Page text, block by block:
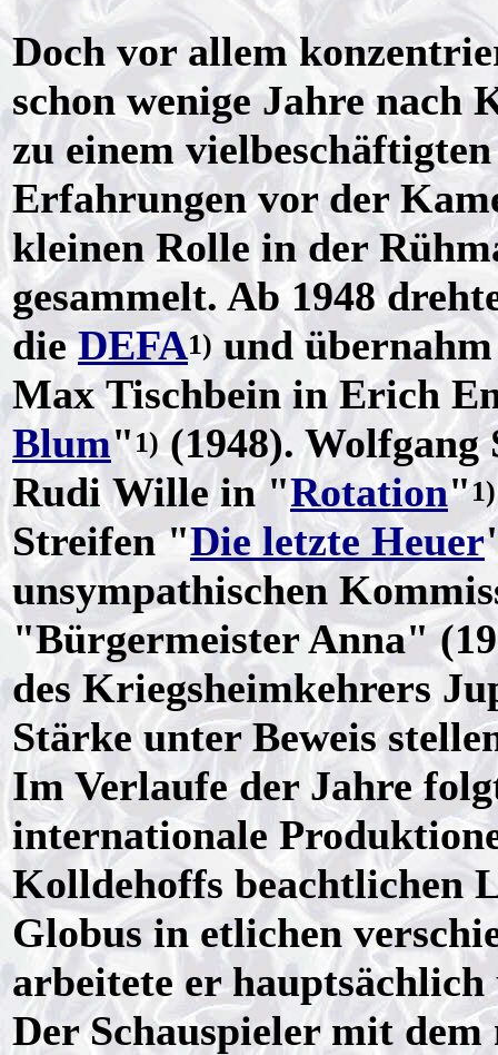
Doch vor allem
schon wenige Jahre nach
zu einem
Erfahrungen vor der
kleinen Rolle in der
gesammelt. Ab 1948
dieDEFA1) und
Max Tischbein in Erich
Blum" 1)(1948). Wolfgang
Rudi Wille in "Rotation"1)
Streifen "Die letzte Heuer
unsympathischen
"Bürgermeister Anna"
des Kriegsheimkehrers
Stärke unter Beweis
Im Verlaufe der Jahre
internationale
Kolldehoffs beachtlichen
Globus in etlichen
arbeitete er
Der Schauspieler mit